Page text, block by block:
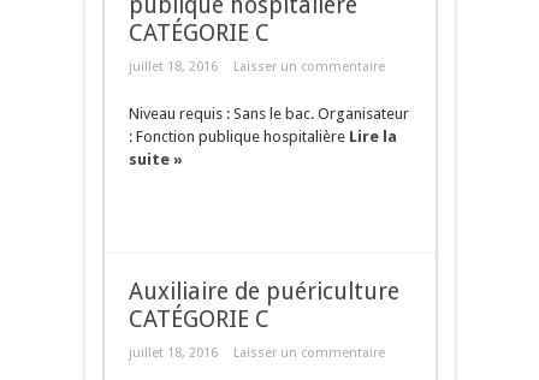
CATÉGORIE C
juillet 18, 2016 Laisser un commentaire
Niveau requis : Sans le bac. Organisateur
: Fonction publique hospitalière Lire la
suite »
Auxiliaire de puériculture
CATÉGORIE C
juillet 18, 2016 Laisser un commentaire